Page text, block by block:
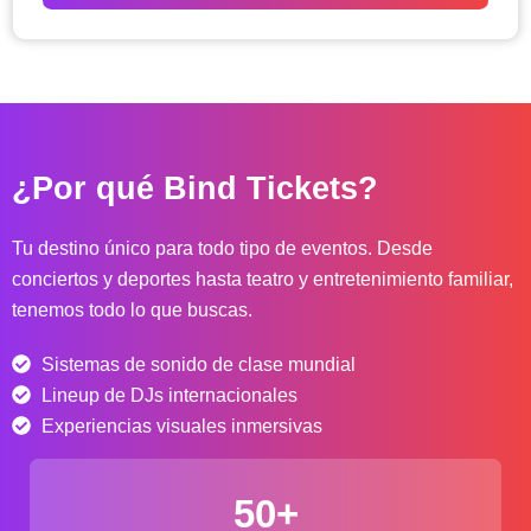
d
p
c
i
s
:
d
d
$
¿Por qué Bind Tickets?
Tu destino único para todo tipo de eventos. Desde
conciertos y deportes hasta teatro y entretenimiento familiar,
tenemos todo lo que buscas.
Sistemas de sonido de clase mundial
Lineup de DJs internacionales
Experiencias visuales inmersivas
50+